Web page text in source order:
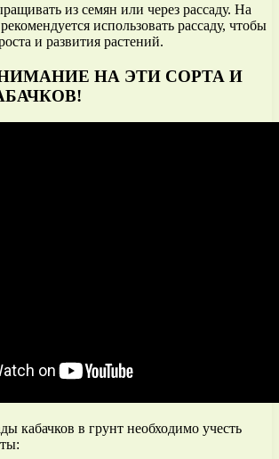
из семян или через рассаду. На
использовать рассаду, чтобы
и развития растений.
НА ЭТИ СОРТА И
кабачков в грунт необходимо учесть